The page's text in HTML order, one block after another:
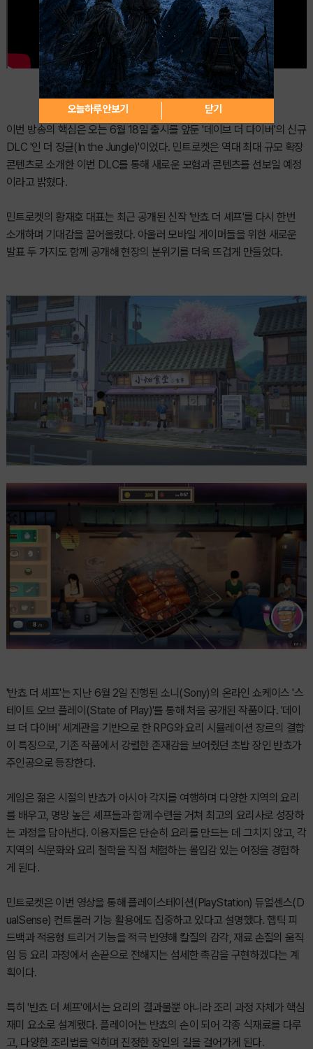
이번 방송의 핵심은 오는 6월 18일 출시를 앞둔 '데이브 더 다이버'의 신규
DLC '인 더 정글(In the Jungle)'이었다. 민트로켓은 역대 최대 규모 확장
콘텐츠로 소개한 이번 DLC를 통해 새로운 모험과 콘텐츠를 선보일 예정
이라고 밝혔다.
민트로켓의 황재호 대표는 최근 공개된 신작 '반쵸 더 셰프'를 다시 한번
소개하며 기대감을 끌어올렸다. 아울러 모바일 게이머들을 위한 새로운
발표 두 가지도 함께 공개해 현장의 분위기를 더욱 뜨겁게 만들었다.
'반쵸 더 셰프'는 지난 6월 2일 진행된 소니(Sony)의 온라인 쇼케이스 '스
테이트 오브 플레이(State of Play)'를 통해 처음 공개된 작품이다. '데이
브 더 다이버' 세계관을 기반으로 한 RPG와 요리 시뮬레이션 장르의 결합
이 특징으로, 기존 작품에서 강렬한 존재감을 보여줬던 초밥 장인 반쵸가
주인공으로 등장한다.
게임은 젊은 시절의 반쵸가 아시아 각지를 여행하며 다양한 지역의 요리
를 배우고, 명망 높은 셰프들과 함께 수련을 거쳐 최고의 요리사로 성장하
는 과정을 담아낸다. 이용자들은 단순히 요리를 만드는 데 그치지 않고, 각
지역의 식문화와 요리 철학을 직접 체험하는 몰입감 있는 여정을 경험하
게 된다.
민트로켓은 이번 영상을 통해 플레이스테이션(PlayStation) 듀얼센스(D
ualSense) 컨트롤러 기능 활용에도 집중하고 있다고 설명했다. 햅틱 피
드백과 적응형 트리거 기능을 적극 반영해 칼질의 감각, 재료 손질의 움직
임 등 요리 과정에서 손끝으로 전해지는 섬세한 촉감을 구현하겠다는 계
획이다.
특히 '반쵸 더 셰프'에서는 요리의 결과물뿐 아니라 조리 과정 자체가 핵심
재미 요소로 설계됐다. 플레이어는 반쵸의 손이 되어 각종 식재료를 다루
고, 다양한 조리법을 익히며 진정한 장인의 길을 걸어가게 된다.
오늘하루 안보기 닫기